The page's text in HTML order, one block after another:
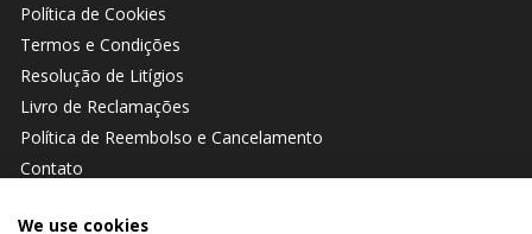
Política de Cookies
Termos e Condições
Resolução de Litígios
Livro de Reclamações
Política de Reembolso e Cancelamento
Contato
We use cookies